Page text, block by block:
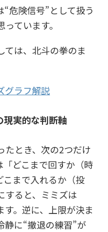
“危険信号”として扱う
ています。
ては、北斗の拳のま
グラフ解説
現実的な判断軸
たとき、次の2つだけ
「どこまで回すか（時
こまで入れるか（投
すると、ミミズは
。逆に、上限が決ま
静に“撤退の練習”が